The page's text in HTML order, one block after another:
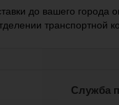
до вашего города
транспортной
Служба